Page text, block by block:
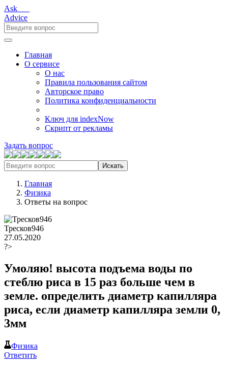
Ask___
Advice
Главная
О сервисе
О нас
Правила пользования сайтом
Авторское право
Политика конфиденциальности
Ключ для indexNow
Скрипт от рекламы
Задать вопрос
Искать
Главная
Физика
Ответы на вопрос
Тресков946
27.05.2020
?>
Умоляю! высота подъема воды по
стеблю риса в 15 раз больше чем в
земле. определить диаметр капилляра
риса, если диаметр капилляра земли 0,
3мм
Физика
Ответить